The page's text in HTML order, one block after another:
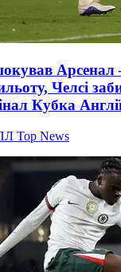
Арсенал
Челсі
Кубка
Top News